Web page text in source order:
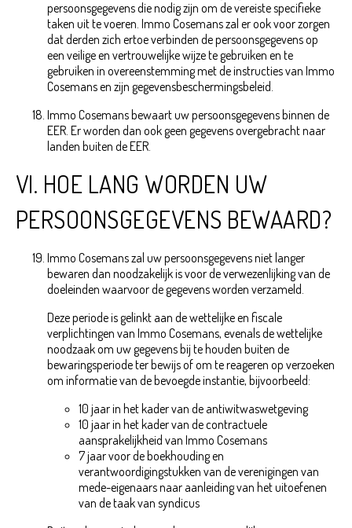
persoonsgegevens die nodig zijn om de vereiste specifieke
taken uit te voeren. Immo Cosemans zal er ook voor zorgen
dat derden zich ertoe verbinden de persoonsgegevens op
een veilige en vertrouwelijke wijze te gebruiken en te
gebruiken in overeenstemming met de instructies van Immo
Cosemans en zijn gegevensbeschermingsbeleid.
Immo Cosemans bewaart uw persoonsgegevens binnen de
EER. Er worden dan ook geen gegevens overgebracht naar
landen buiten de EER.
VI. HOE LANG WORDEN UW
PERSOONSGEGEVENS BEWAARD?
Immo Cosemans zal uw persoonsgegevens niet langer
bewaren dan noodzakelijk is voor de verwezenlijking van de
doeleinden waarvoor de gegevens worden verzameld.
Deze periode is gelinkt aan de wettelijke en fiscale
verplichtingen van Immo Cosemans, evenals de wettelijke
noodzaak om uw gegevens bij te houden buiten de
bewaringsperiode ter bewijs of om te reageren op verzoeken
om informatie van de bevoegde instantie, bijvoorbeeld:
10 jaar in het kader van de antiwitwaswetgeving
10 jaar in het kader van de contractuele
aansprakelijkheid van Immo Cosemans
7 jaar voor de boekhouding en
verantwoordigingstukken van de verenigingen van
mede-eigenaars naar aanleiding van het uitoefenen
van de taak van syndicus